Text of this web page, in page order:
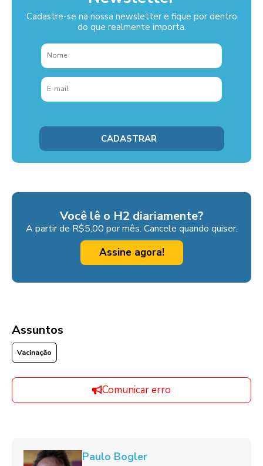
Cadastre-se na nossa newsletter e fique por dentro
do que realmente importa.
Você lê o H2 diariamente?
A partir de R$5,00 por mês. Cancele quando quiser.
Assine agora!
Assuntos
Vacinação
Comunicar erro
Paulo Bogler